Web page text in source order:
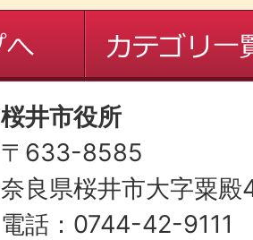
桜井市役所
〒633-8585
奈良県桜井市大字粟
電話：0744-42-9111